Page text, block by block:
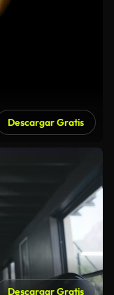
Descargar Gratis
Descargar Gratis